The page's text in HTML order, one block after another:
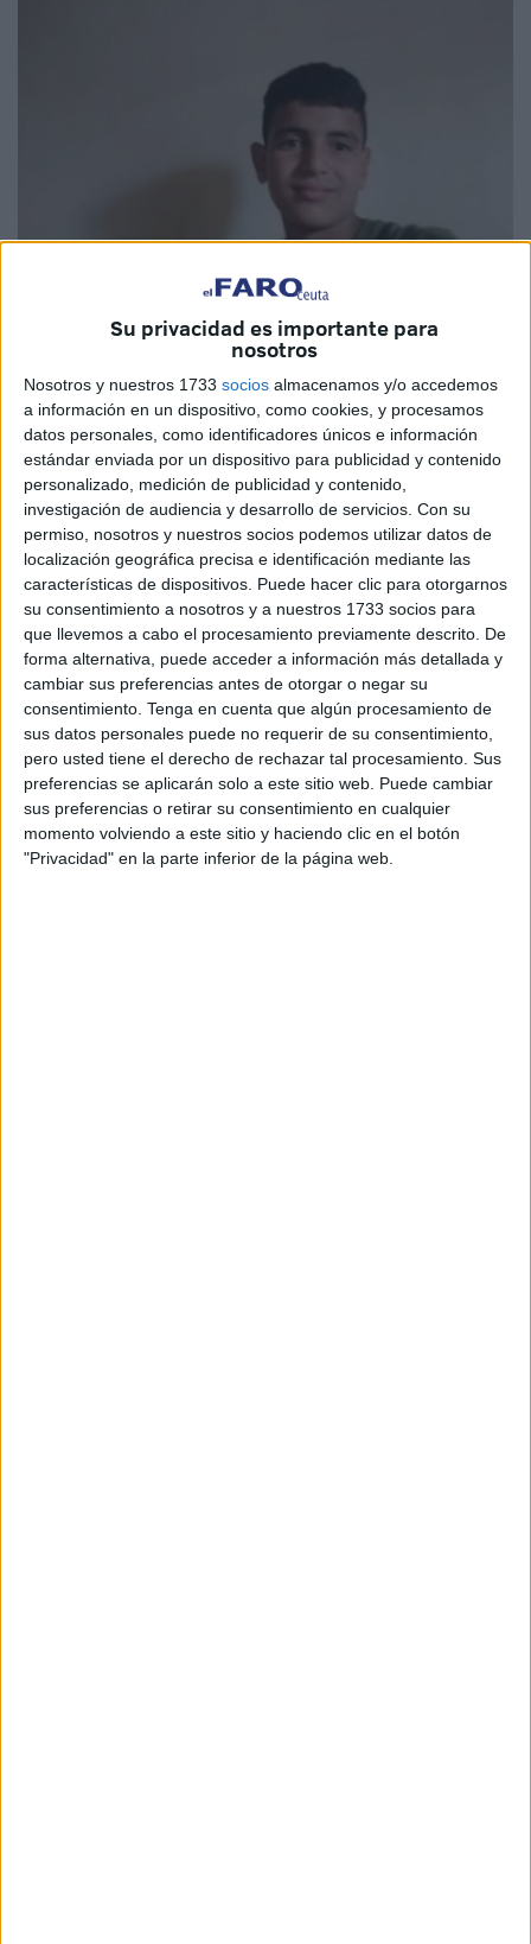
Su privacidad es importante para
nosotros
Nosotros y nuestros 1733 socios almacenamos y/o accedemos
a información en un dispositivo, como cookies, y procesamos
datos personales, como identificadores únicos e información
estándar enviada por un dispositivo para publicidad y contenido
personalizado, medición de publicidad y contenido,
investigación de audiencia y desarrollo de servicios. Con su
permiso, nosotros y nuestros socios podemos utilizar datos de
localización geográfica precisa e identificación mediante las
características de dispositivos. Puede hacer clic para otorgarnos
su consentimiento a nosotros y a nuestros 1733 socios para
que llevemos a cabo el procesamiento previamente descrito. De
forma alternativa, puede acceder a información más detallada y
cambiar sus preferencias antes de otorgar o negar su
consentimiento. Tenga en cuenta que algún procesamiento de
sus datos personales puede no requerir de su consentimiento,
pero usted tiene el derecho de rechazar tal procesamiento. Sus
preferencias se aplicarán solo a este sitio web. Puede cambiar
sus preferencias o retirar su consentimiento en cualquier
momento volviendo a este sitio y haciendo clic en el botón
"Privacidad" en la parte inferior de la página web.
Las familias son conscientes de que quienes les pueden
ayudar pueden no saber el árabe, por lo que también se
han organizado para que cuando se responda a las
llamadas pueda haber gente que entienda el español. Es
el caso de la familia de Yahia Zamouri, de Martil, también
muy joven. Lleva desaparecido desde la entrada en masa
de inmigrantes a Ceuta y su madre está desesperada. La
palabra desesperación es la que más se repite entre
quienes lanzan el mensaje de que de sus hijos, una
semana después, no tienen novedades.
Yasir y Badr